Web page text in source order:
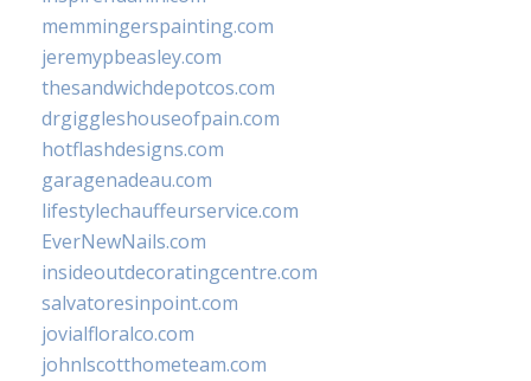
memmingerspainting.com
jeremypbeasley.com
thesandwichdepotcos.com
drgiggleshouseofpain.com
hotflashdesigns.com
garagenadeau.com
lifestylechauffeurservice.com
EverNewNails.com
insideoutdecoratingcentre.com
salvatoresinpoint.com
jovialfloralco.com
johnlscotthometeam.com